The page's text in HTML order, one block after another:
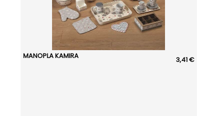
MANOPLA KAMIRA 3,41 €